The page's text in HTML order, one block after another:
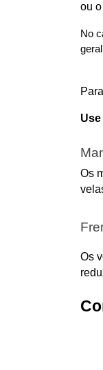
ou
No
Use
Os
Os